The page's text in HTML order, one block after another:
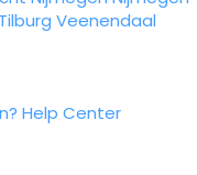
Tilburg Veenendaal
Help Center